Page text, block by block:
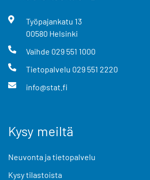
Työpajankatu 13
00580 Helsinki
Vaihde 029 551 1000
Tietopalvelu 029 551 2220
info@stat.fi
Kysy meiltä
Neuvonta ja tietopalvelu
Kysy tilastoista